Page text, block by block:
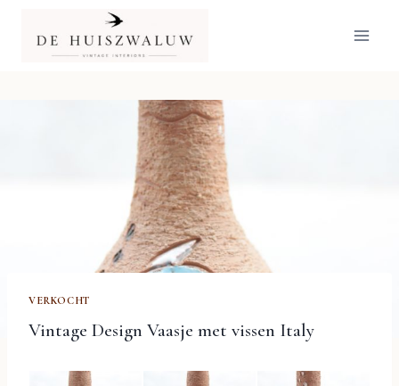
inhoud
VERKOCHT
Vintage Design Vaasje met vissen Italy